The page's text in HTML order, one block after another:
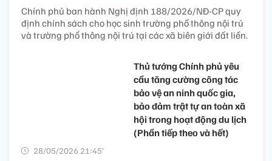
Chính phủ ban hành Nghị định 188/2026/NĐ-CP quy
định chính sách cho học sinh trường phổ thông nội trú
và trường phổ thông nội trú tại các xã biên giới đất liền.
Thủ tướng Chính phủ yêu
cầu tăng cường công tác
bảo vệ an ninh quốc gia,
bảo đảm trật tự an toàn xã
hội trong hoạt động du lịch
(Phần tiếp theo và hết)
28/05/2026 21:45’